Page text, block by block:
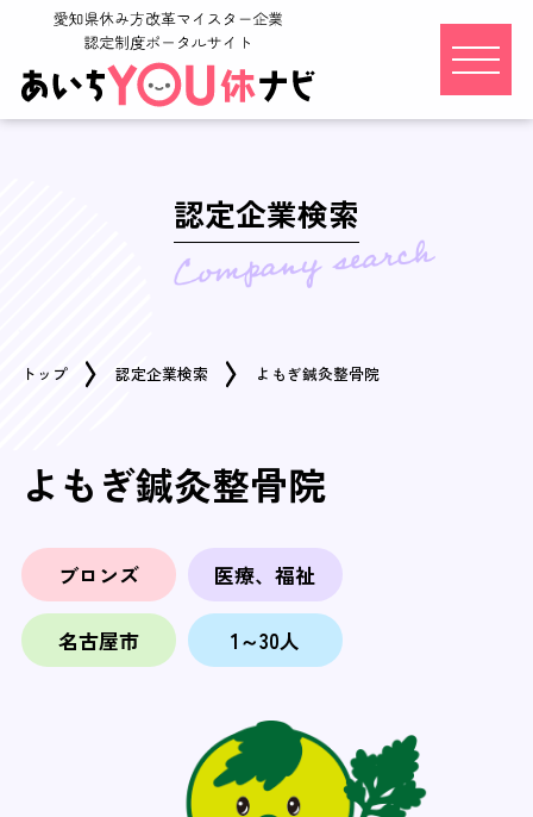
認定企業検索
トップ 認定企業検索 よもぎ鍼灸整骨院
よもぎ鍼灸整骨院
ブロンズ 医療、福祉
名古屋市 1～30人